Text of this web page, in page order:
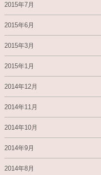
2015年7月
2015年6月
2015年3月
2015年1月
2014年12月
2014年11月
2014年10月
2014年9月
2014年8月